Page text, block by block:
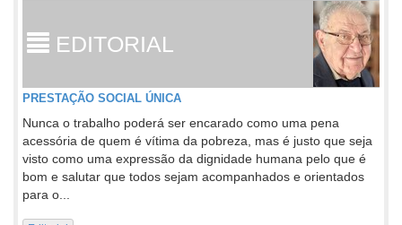
EDITORIAL
PRESTAÇÃO SOCIAL ÚNICA
Nunca o trabalho poderá ser encarado como uma pena
acessória de quem é vítima da pobreza, mas é justo que seja
visto como uma expressão da dignidade humana pelo que é
bom e salutar que todos sejam acompanhados e orientados
para o...